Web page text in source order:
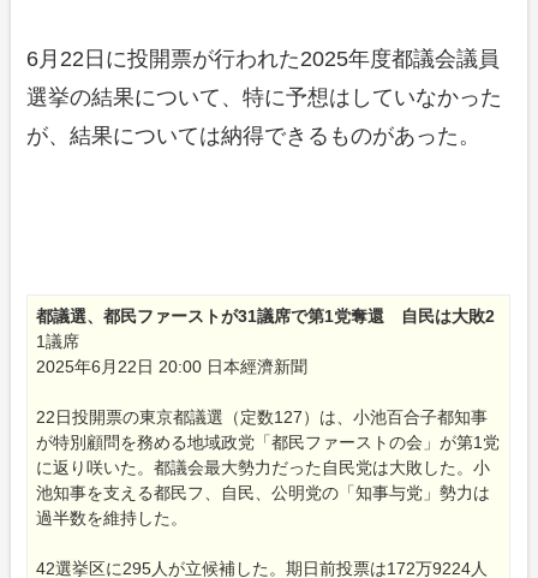
6月22日に投開票が行われた2025年度都議会議員
選挙の結果について、特に予想はしていなかった
が、結果については納得できるものがあった。
都議選、都民ファーストが31議席で第1党奪還 自民は大敗2
1議席
2025年6月22日 20:00 日本經濟新聞
22日投開票の東京都議選（定数127）は、小池百合子都知事
が特別顧問を務める地域政党「都民ファーストの会」が第1党
に返り咲いた。都議会最大勢力だった自民党は大敗した。小
池知事を支える都民フ、自民、公明党の「知事与党」勢力は
過半数を維持した。
42選挙区に295人が立候補した。期日前投票は172万9224人